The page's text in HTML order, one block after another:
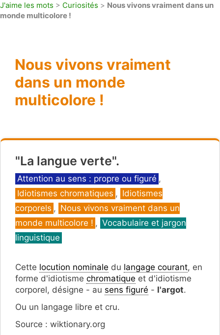
J'aime les mots > Curiosités > Nous vivons vraiment dans un
monde multicolore !
Nous vivons vraiment
dans un monde
multicolore !
"La langue verte".
Catégories
Attention au sens : propre ou figuré ,
Idiotismes chromatiques , Idiotismes
corporels , Nous vivons vraiment dans un
monde multicolore ! , Vocabulaire et jargon
linguistique
Cette locution nominale du langage courant, en
forme d'idiotisme chromatique et d'idiotisme
corporel, désigne - au sens figuré - l'argot.
Ou un langage libre et cru.
Source : wiktionary.org